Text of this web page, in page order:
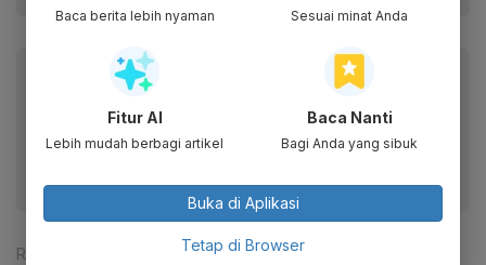
Baca artikel ini lewat aplikasi mobile.
Dapatkan pengalaman membaca lebih nyaman dan nikmati
fitur menarik lainnya lewat aplikasi mobile Katadata.
Reporter:
Nadya Zahira
Baca berita lebih nyaman Sesuai minat Anda
Fitur AI
Lebih mudah berbagi artikel
Baca Nanti
Bagi Anda yang sibuk
Buka di Aplikasi
Tetap di Browser